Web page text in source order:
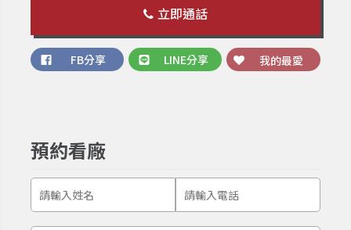
立即通話
FB分享 LINE分享 我的最愛
預約看廠